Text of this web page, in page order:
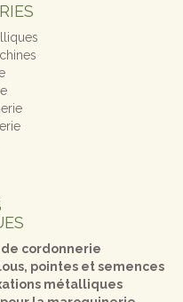
cordonnerie
pointes et semences
métalliques